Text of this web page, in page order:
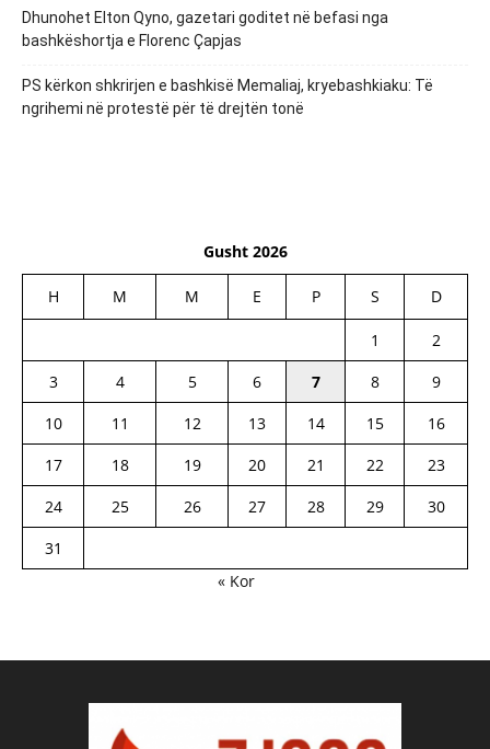
Dhunohet Elton Qyno, gazetari goditet në befasi nga
bashkëshortja e Florenc Çapjas
PS kërkon shkrirjen e bashkisë Memaliaj, kryebashkiaku: Të
ngrihemi në protestë për të drejtën tonë
Gusht 2026
H M M E P S D
1
2
3
4 5 6 7 8
9
10
11 12 13 14 15
16
17
18 19 20 21 22
23
24
25 26 27 28 29
30
31
« Kor